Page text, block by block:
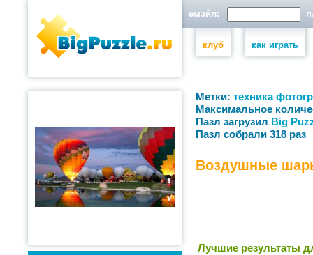
емэйл:
клуб как играть
Метки: техника
Максимальное
Пазл загрузил Big
Пазл собрали 318 раз
Воздушные
Лучшие результаты